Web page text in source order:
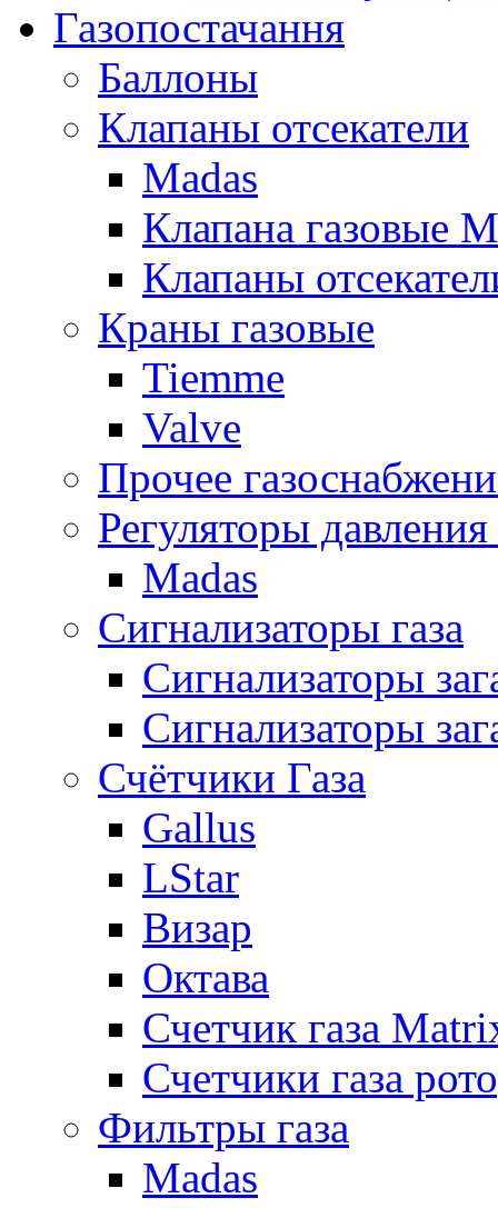
Газопостачання
Баллоны
Клапаны отсекатели
Madas
Клапана газовые
Клапаны
Краны газовые
Tiemme
Valve
Прочее
Регуляторы давления
Madas
Сигнализаторы газа
Сигнализаторы
Сигнализаторы
Счётчики Газа
Gallus
LStar
Визар
Октава
Счетчик газа
Счетчики газа
Фильтры газа
Madas